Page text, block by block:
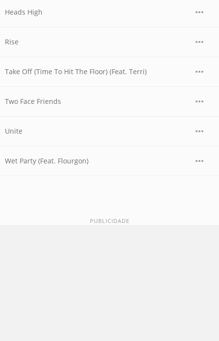
Heads High
Rise
Take Off (Time To Hit The Floor) (Feat. Terri)
Two Face Friends
Unite
Wet Party (Feat. Flourgon)